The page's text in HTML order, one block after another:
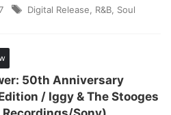
Digital Release R&B Soul
50th Anniversary
/ Iggy & The Stooges